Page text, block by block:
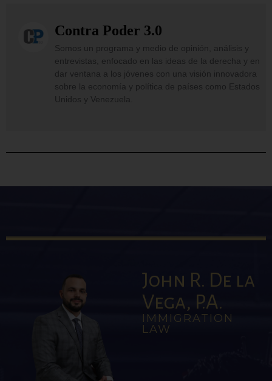
Contra Poder 3.0
Somos un programa y medio de opinión, análisis y
entrevistas, enfocado en las ideas de la derecha y en
dar ventana a los jóvenes con una visión innovadora
sobre la economía y política de países como Estados
Unidos y Venezuela.
John R. De la
Vega, P.A.
IMMIGRATION
LAW